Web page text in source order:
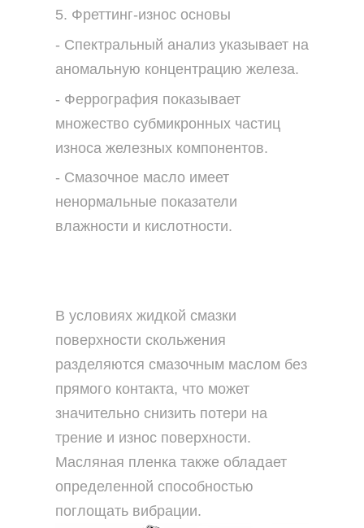
5. Фреттинг-износ основы
- Спектральный анализ указывает на
аномальную концентрацию железа.
- Феррография показывает
множество субмикронных частиц
износа железных компонентов.
- Смазочное масло имеет
ненормальные показатели
влажности и кислотности.
В условиях жидкой смазки
поверхности скольжения
разделяются смазочным маслом без
прямого контакта, что может
значительно снизить потери на
трение и износ поверхности.
Масляная пленка также обладает
определенной способностью
поглощать вибрации.